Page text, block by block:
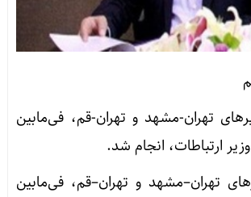
تهران-مشهد و تهران-قم، فی‌مابین
ارتباطات، انجام شد.
تهران–مشهد و تهران–قم، فی‌مابین